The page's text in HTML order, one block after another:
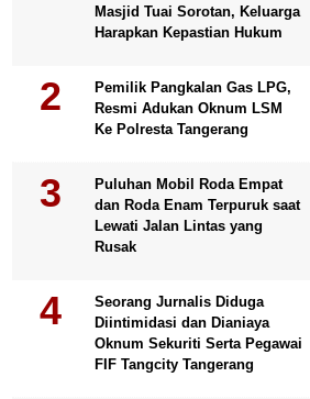
Masjid Tuai Sorotan, Keluarga
Harapkan Kepastian Hukum
Pemilik Pangkalan Gas LPG,
Resmi Adukan Oknum LSM
Ke Polresta Tangerang
Puluhan Mobil Roda Empat
dan Roda Enam Terpuruk saat
Lewati Jalan Lintas yang
Rusak
Seorang Jurnalis Diduga
Diintimidasi dan Dianiaya
Oknum Sekuriti Serta Pegawai
FIF Tangcity Tangerang